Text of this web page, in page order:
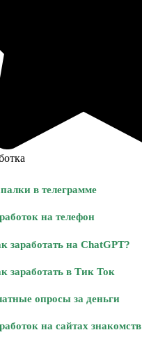
в телеграмме
на телефон
заработать на ChatGPT?
заработать в Тик Ток
опросы за деньги
на сайтах знакомств